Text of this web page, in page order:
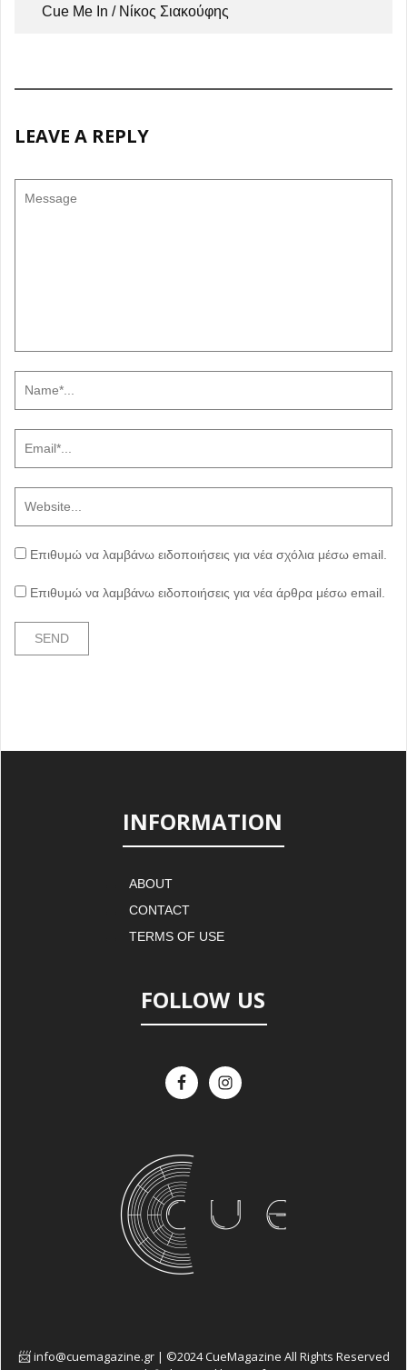
Cue Me In / Νίκος Σιακούφης
LEAVE A REPLY
Επιθυμώ να λαμβάνω ειδοποιήσεις για νέα σχόλια μέσω email.
Επιθυμώ να λαμβάνω ειδοποιήσεις για νέα άρθρα μέσω email.
INFORMATION
ABOUT
CONTACT
TERMS OF USE
FOLLOW US
info@cuemagazine.gr | ©2024 CueMagazine All Rights Reserved